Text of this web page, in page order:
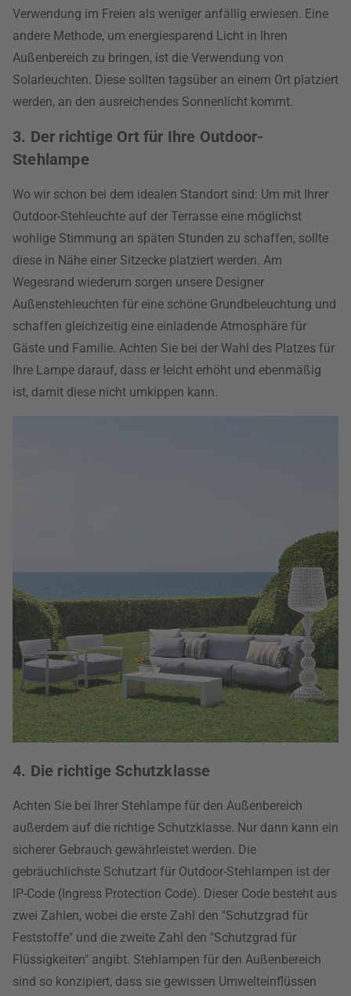
Verwendung im Freien als weniger anfällig erwiesen. Eine
andere Methode, um energiesparend Licht in Ihren
Außenbereich zu bringen, ist die Verwendung von
Solarleuchten. Diese sollten tagsüber an einem Ort platziert
werden, an den ausreichendes Sonnenlicht kommt.
3. Der richtige Ort für Ihre Outdoor-
Stehlampe
Wo wir schon bei dem idealen Standort sind: Um mit Ihrer
Outdoor-Stehleuchte auf der Terrasse eine möglichst
wohlige Stimmung an späten Stunden zu schaffen, sollte
diese in Nähe einer Sitzecke platziert werden. Am
Wegesrand wiederum sorgen unsere Designer
Außenstehleuchten für eine schöne Grundbeleuchtung und
schaffen gleichzeitig eine einladende Atmosphäre für
Gäste und Familie. Achten Sie bei der Wahl des Platzes für
Ihre Lampe darauf, dass er leicht erhöht und ebenmäßig
ist, damit diese nicht umkippen kann.
4. Die richtige Schutzklasse
Achten Sie bei Ihrer Stehlampe für den Außenbereich
außerdem auf die richtige Schutzklasse. Nur dann kann ein
sicherer Gebrauch gewährleistet werden. Die
gebräuchlichste Schutzart für Outdoor-Stehlampen ist der
IP-Code (Ingress Protection Code). Dieser Code besteht aus
zwei Zahlen, wobei die erste Zahl den "Schutzgrad für
Feststoffe" und die zweite Zahl den "Schutzgrad für
Flüssigkeiten" angibt. Stehlampen für den Außenbereich
sind so konzipiert, dass sie gewissen Umwelteinflüssen